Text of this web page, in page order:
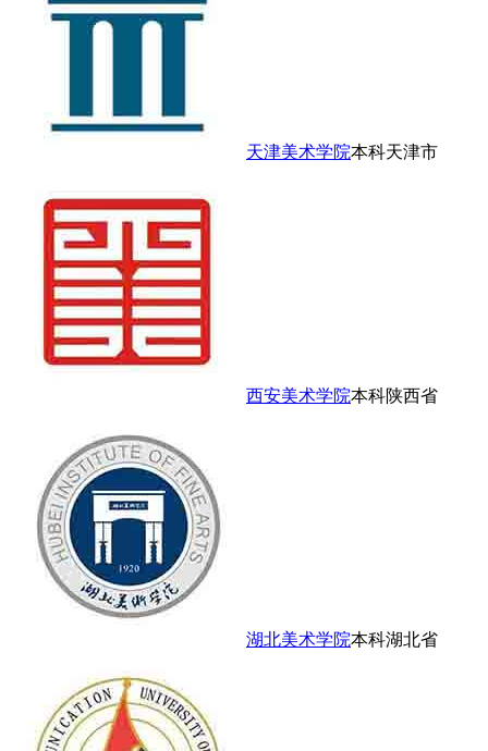
天津美术学院本科天津市
西安美术学院本科陕西省
湖北美术学院本科湖北省